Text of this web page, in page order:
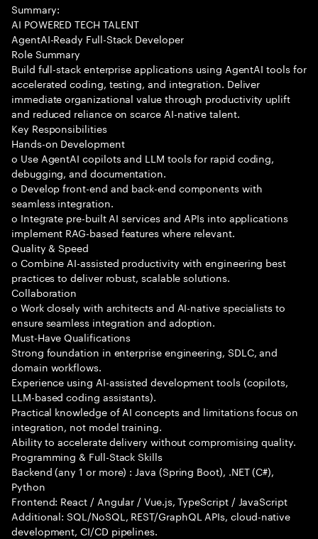
Summary:
AI POWERED TECH TALENT
AgentAI-Ready Full-Stack Developer
Role Summary
Build full-stack enterprise applications using AgentAI tools for
accelerated coding, testing, and integration. Deliver
immediate organizational value through productivity uplift
and reduced reliance on scarce AI-native talent.
Key Responsibilities
Hands-on Development
o Use AgentAI copilots and LLM tools for rapid coding,
debugging, and documentation.
o Develop front-end and back-end components with
seamless integration.
o Integrate pre-built AI services and APIs into applications
implement RAG-based features where relevant.
Quality & Speed
o Combine AI-assisted productivity with engineering best
practices to deliver robust, scalable solutions.
Collaboration
o Work closely with architects and AI-native specialists to
ensure seamless integration and adoption.
Must-Have Qualifications
Strong foundation in enterprise engineering, SDLC, and
domain workflows.
Experience using AI-assisted development tools (copilots,
LLM-based coding assistants).
Practical knowledge of AI concepts and limitations focus on
integration, not model training.
Ability to accelerate delivery without compromising quality.
Programming & Full-Stack Skills
Backend (any 1 or more) : Java (Spring Boot), .NET (C#),
Python
Frontend: React / Angular / Vue.js, TypeScript / JavaScript
Additional: SQL/NoSQL, REST/GraphQL APIs, cloud-native
development, CI/CD pipelines.